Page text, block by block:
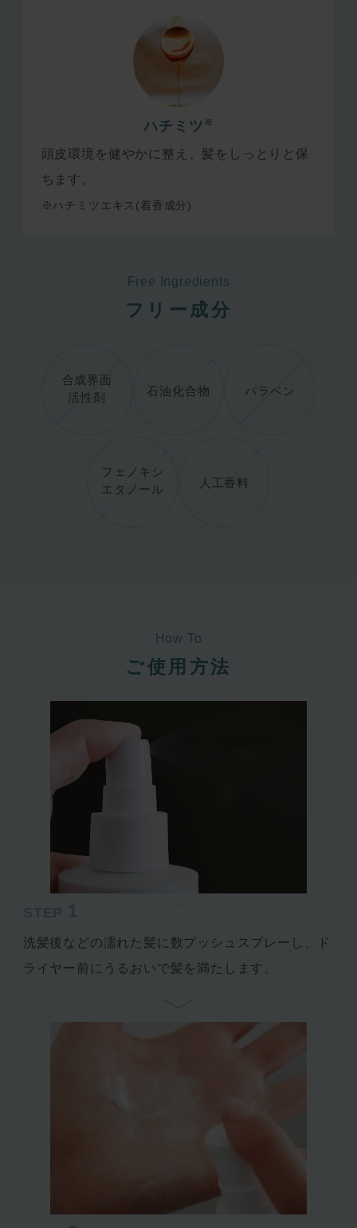
ハチミツ ※
頭皮環境を健やかに整え、髪をしっとりと保
ちます。
※ハチミツエキス(着香成分)
Free Ingredients
フリー成分
合成界面
活性剤
石油化合物 パラベン
フェノキシ
エタノール
人工香料
How To
ご使用方法
洗髪後などの濡れた髪に数プッシュスプレーし、ド
ライヤー前にうるおいで髪を満たします。